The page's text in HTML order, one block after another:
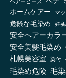
ヘアーピース
ホームケアー マ
危険な毛染め 妊娠
安全ヘアーカラ
安全美髪毛染め
札幌美容室 染付
毛染め危険 毛